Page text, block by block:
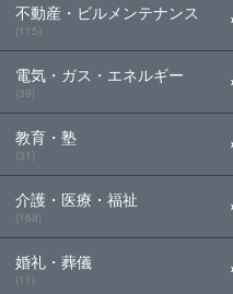
不動産・ビルメンテナンス
(115)
電気・ガス・エネルギー
(39)
教育・塾
(31)
介護・医療・福祉
(168)
婚礼・葬儀
(11)